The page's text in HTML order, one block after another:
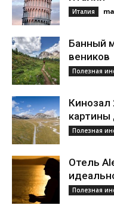
Италия
Банный
веников
Полезная
Кинозал
картины
Полезная
Отель
Полезная